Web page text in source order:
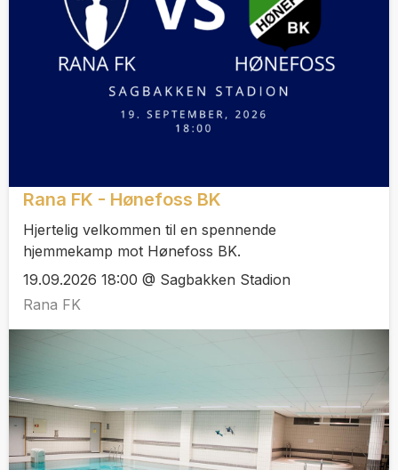
Rana FK - Hønefoss BK
Hjertelig velkommen til en spennende
hjemmekamp mot Hønefoss BK.
19.09.2026 18:00 @ Sagbakken Stadion
Rana FK